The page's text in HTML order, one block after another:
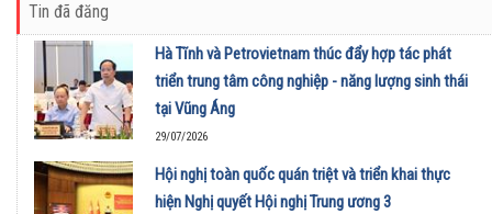
Tin đã đăng
Hà Tĩnh và Petrovietnam thúc đẩy hợp tác phát
triển trung tâm công nghiệp - năng lượng sinh thái
tại Vũng Áng
29/07/2026
Hội nghị toàn quốc quán triệt và triển khai thực
hiện Nghị quyết Hội nghị Trung ương 3